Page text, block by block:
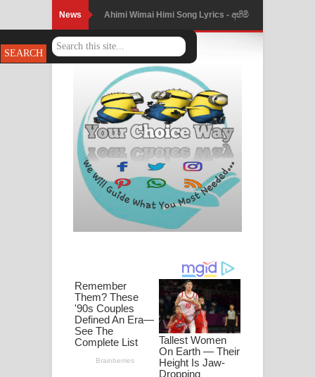
News Ahimi Wimai Himi Song Lyrics - අහිමි
විමයි හිමි ගීතයේ පද පෙළ
Mathaka Parana Song Lyrics - මතක
පාරනා ගීතයේ පද පෙළ
Nimnadhen Song Lyrics - නිම්නාදෙන්
ගීතයේ පද පෙළ
Obamai Mage Adare Song Lyrics -
ඔබමයි මගේ ආදරේ ගීතයේ පද පෙළ
ගීතයේ පද පෙළ
Ankeliya Song Lyrics - අංකෙළිය ගීතයේ
පද පෙළ
DEAR GOD Song Lyrics - ඩියර් ගෝඩ්